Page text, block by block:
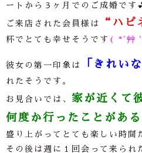
ートから３ヶ月でのご成婚です
ご来店された会員様は “ ハピ
杯でとても幸せそうです ( *´艸
彼女の第一印象は 「きれい
れたそうです。
お見合いでは、 家が近くて
何度か行ったことがある
盛り上がってとても楽しい時間
その後は週に１回会って来られ